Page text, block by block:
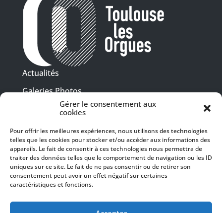
Gérer le consentement aux
cookies
Pour offrir les meilleures expériences, nous utilisons des technologies
telles que les cookies pour stocker et/ou accéder aux informations des
appareils. Le fait de consentir à ces technologies nous permettra de
traiter des données telles que le comportement de navigation ou les ID
uniques sur ce site. Le fait de ne pas consentir ou de retirer son
consentement peut avoir un effet négatif sur certaines
caractéristiques et fonctions.
Actualités
Galeries Photos
Vidéothèque
Presse
Billetterie
Recrutement
Mentions légales
Politique de confidentialité
SUIVEZ-NOUS